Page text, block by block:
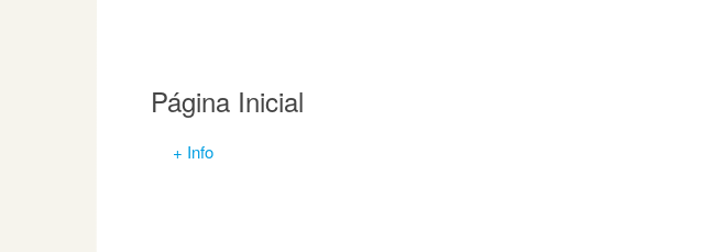
Página Inicial
+ Info